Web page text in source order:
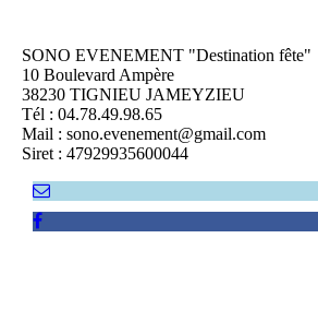
SONO EVENEMENT "Destination fête"
10 Boulevard Ampère
38230 TIGNIEU JAMEYZIEU
Tél : 04.78.49.98.65
Mail : sono.evenement@gmail.com
Siret : 47929935600044